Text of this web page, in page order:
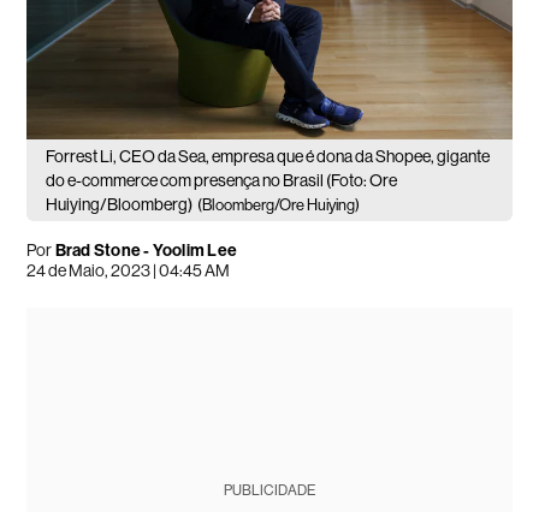
Forrest Li, CEO da Sea, empresa que é dona da Shopee, gigante
do e-commerce com presença no Brasil (Foto: Ore
Huiying/Bloomberg) (Bloomberg/Ore Huiying)
PorBrad Stone - Yoolim Lee
24 de Maio, 2023 | 04:45 AM
PUBLICIDADE